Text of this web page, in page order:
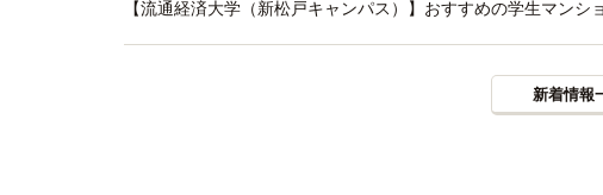
【流通経済大学（新松戸キャンパス）】おすすめの学生マンシ
新着情報